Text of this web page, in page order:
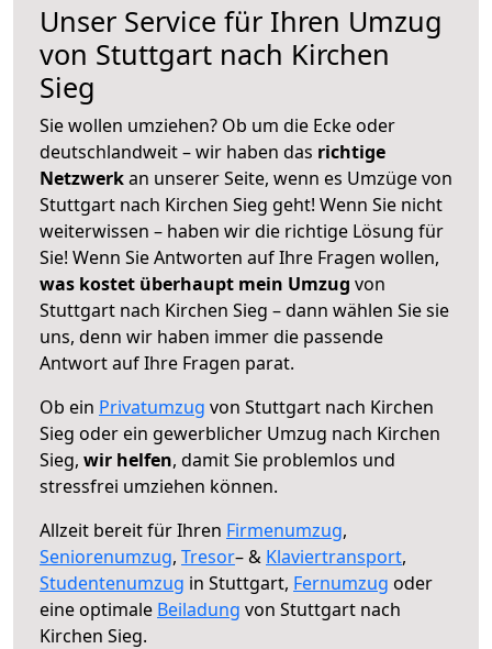
Unser Service für Ihren Umzug
von Stuttgart nach Kirchen
Sieg
Sie wollen umziehen? Ob um die Ecke oder
deutschlandweit – wir haben das richtige
Netzwerkan unserer Seite, wenn es Umzüge von
Stuttgart nach Kirchen Sieg geht! Wenn Sie nicht
weiterwissen – haben wir die richtige Lösung für
Sie! Wenn Sie Antworten auf Ihre Fragen wollen,
was kostet überhaupt mein Umzug von
Stuttgart nach Kirchen Sieg – dann wählen Sie sie
uns, denn wir haben immer die passende
Antwort auf Ihre Fragen parat.
Ob ein Privatumzug von Stuttgart nach Kirchen
Sieg oder ein gewerblicher Umzug nach Kirchen
Sieg, wir helfen, damit Sie problemlos und
stressfrei umziehen können.
Allzeit bereit für Ihren Firmenumzug,
Seniorenumzug, Tresor– & Klaviertransport,
Studentenumzug in Stuttgart, Fernumzug oder
eine optimale Beiladung von Stuttgart nach
Kirchen Sieg.